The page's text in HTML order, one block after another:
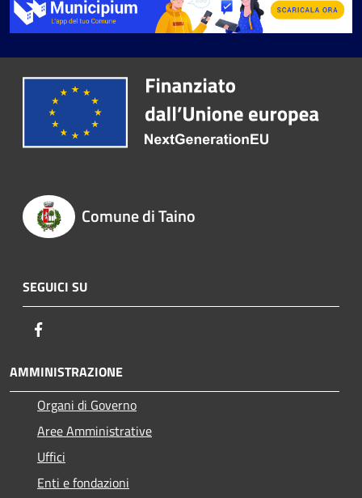
Comune di Taino
SEGUICI SU
AMMINISTRAZIONE
Organi di Governo
Aree Amministrative
Uffici
Enti e fondazioni